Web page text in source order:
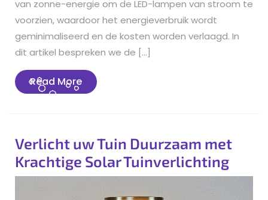
van zonne-energie om de LED-lampen van stroom te
voorzien, waardoor het energieverbruik wordt
geminimaliseerd en de kosten worden verlaagd. In
dit artikel bespreken we de […]
Read MoreRead
More
Verlicht uw Tuin Duurzaam met
Krachtige Solar Tuinverlichting